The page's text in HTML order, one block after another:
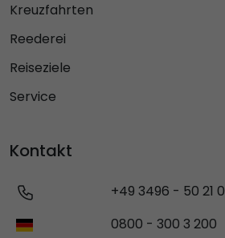
Kreuzfahrten
Reederei
Reiseziele
Service
Kontakt
+49 3496 - 50 21 0
0800 - 300 3 200